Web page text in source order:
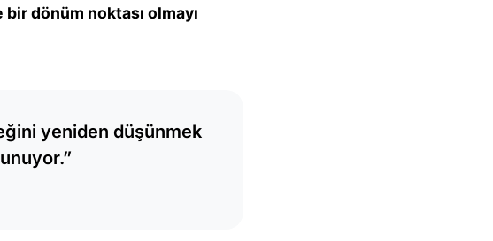
dönüm noktası olmayı
yeniden düşünmek